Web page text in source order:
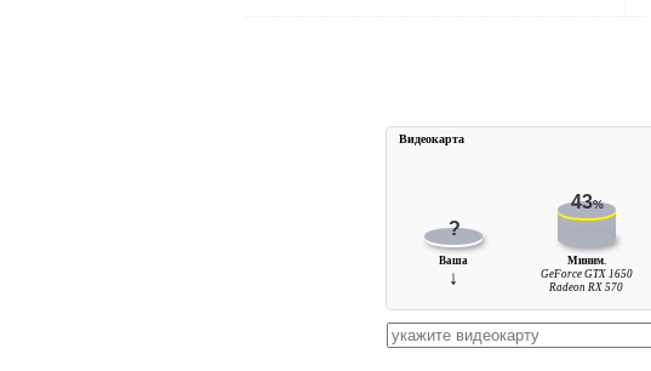
?
43%
Ваша
↓
Миним.
GeForce GTX 1650
Radeon RX 570
Видеокарта